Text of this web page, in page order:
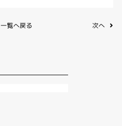
一覧へ戻る 次へ